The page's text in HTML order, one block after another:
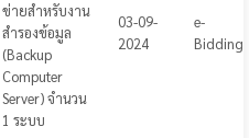
ข่ายสำหรับงาน
สำรองข้อมูล
(Backup
Computer
Server) จำนวน
1 ระบบ
03-09-
2024
e-
Bidding